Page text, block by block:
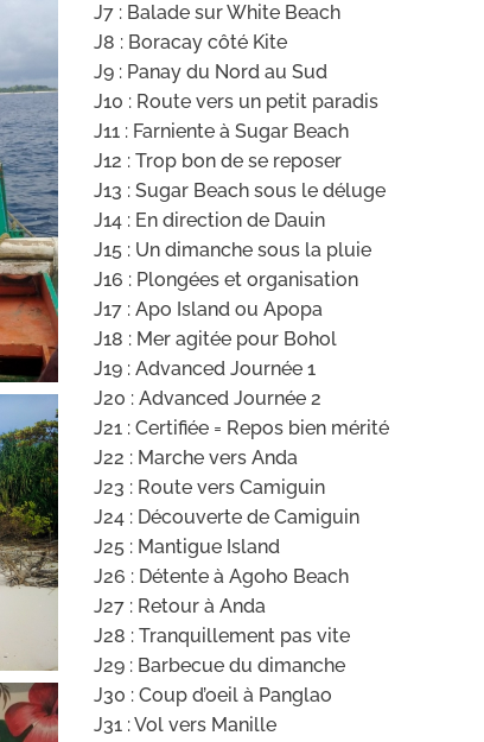
J7 : Balade sur White Beach
J8 : Boracay côté Kite
J9 : Panay du Nord au Sud
J10 : Route vers un petit paradis
J11 : Farniente à Sugar Beach
J12 : Trop bon de se reposer
J13 : Sugar Beach sous le déluge
J14 : En direction de Dauin
J15 : Un dimanche sous la pluie
J16 : Plongées et organisation
J17 : Apo Island ou Apopa
J18 : Mer agitée pour Bohol
J19 : Advanced Journée 1
J20 : Advanced Journée 2
J21 : Certifiée = Repos bien mérité
J22 : Marche vers Anda
J23 : Route vers Camiguin
J24 : Découverte de Camiguin
J25 : Mantigue Island
J26 : Détente à Agoho Beach
J27 : Retour à Anda
J28 : Tranquillement pas vite
J29 : Barbecue du dimanche
J30 : Coup d’oeil à Panglao
J31 : Vol vers Manille